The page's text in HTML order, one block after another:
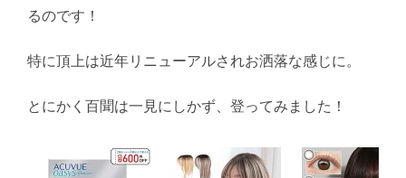
るのです！
特に頂上は近年リニューアルされお洒落な感じに。
とにかく百聞は一見にしかず、登ってみました！